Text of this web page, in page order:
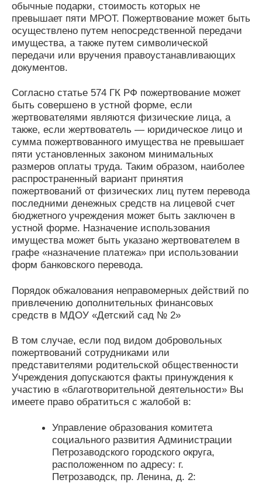
обычные подарки, стоимость которых не
превышает пяти МРОТ. Пожертвование может быть
осуществлено путем непосредственной передачи
имущества, а также путем символической
передачи или вручения правоустанавливающих
документов.
Согласно статье 574 ГК РФ пожертвование может
быть совершено в устной форме, если
жертвователями являются физические лица, а
также, если жертвователь — юридическое лицо и
сумма пожертвованного имущества не превышает
пяти установленных законом минимальных
размеров оплаты труда. Таким образом, наиболее
распространенный вариант принятия
пожертвований от физических лиц путем перевода
последними денежных средств на лицевой счет
бюджетного учреждения может быть заключен в
устной форме. Назначение использования
имущества может быть указано жертвователем в
графе «назначение платежа» при использовании
форм банковского перевода.
Порядок обжалования неправомерных действий по
привлечению дополнительных финансовых
средств в МДОУ «Детский сад № 2»
В том случае, если под видом добровольных
пожертвований сотрудниками или
представителями родительской общественности
Учреждения допускаются факты принуждения к
участию в «благотворительной деятельности» Вы
имеете право обратиться с жалобой в:
Управление образования комитета
социального развития Администрации
Петрозаводского городского округа,
расположенном по адресу: г.
Петрозаводск, пр. Ленина, д. 2: